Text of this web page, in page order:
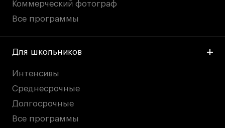
Коммерческий фотограф
Все программы
Для школьников
Интенсивы
Среднесрочные
Долгосрочные
Все программы